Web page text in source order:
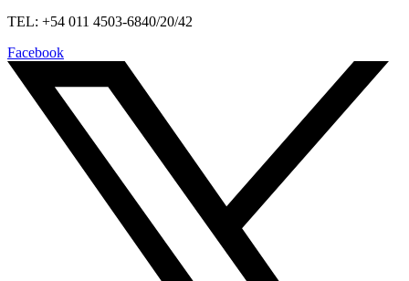
TEL: +54 011 4503-6840/20/42
Facebook